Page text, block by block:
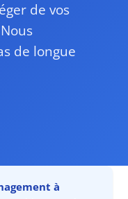
de vos
de longue
à